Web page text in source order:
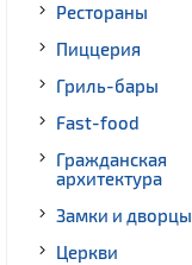
Рестораны
Пиццерия
Гриль-бары
Fast-food
Гражданская
архитектура
Замки и дворцы
Церкви